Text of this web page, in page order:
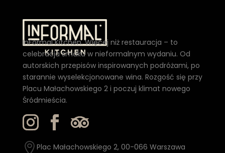
InFormal Kitchen. Więcej niż restauracja – to
celebracja smaku w nieformalnym wydaniu. Od
autorskich przepisów inspirowanych podróżami, po
starannie wyselekcjonowane wina. Rozgość się przy
Placu Małachowskiego 2 i poczuj klimat nowego
Śródmieścia.
 Plac Małachowskiego 2, 00-066 Warszawa